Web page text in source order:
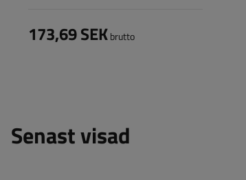
173,69 SEKbrutto
Senast visad